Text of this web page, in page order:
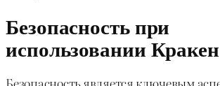
Безопасность при
использовании Кракен